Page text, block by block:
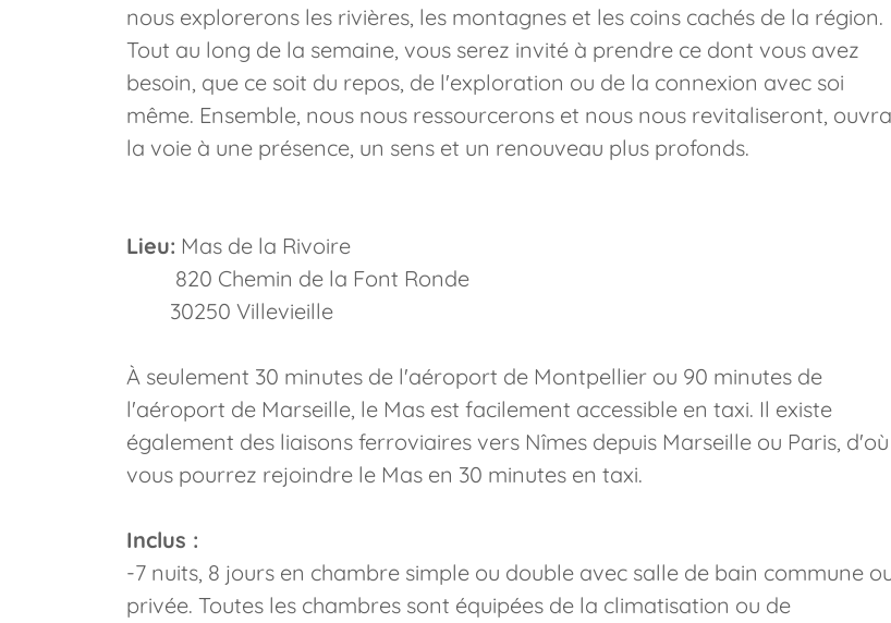
nous explorerons les rivières, les montagnes et les coins cachés de la région.
Tout au long de la semaine, vous serez invité à prendre ce dont vous avez
besoin, que ce soit du repos, de l'exploration ou de la connexion avec soi
même. Ensemble, nous nous ressourcerons et nous nous revitaliseront,
la voie à une présence, un sens et un renouveau plus profonds.
Lieu: Mas de la Rivoire
820 Chemin de la Font Ronde
30250 Villevieille
À seulement 30 minutes de l'aéroport de Montpellier ou 90 minutes de
l'aéroport de Marseille, le Mas est facilement accessible en taxi. Il existe
également des liaisons ferroviaires vers Nîmes depuis Marseille ou Paris, d'où
vous pourrez rejoindre le Mas en 30 minutes en taxi.
Inclus :
-7 nuits, 8 jours en chambre simple ou double avec salle de bain commune
privée. Toutes les chambres sont équipées de la climatisation ou de